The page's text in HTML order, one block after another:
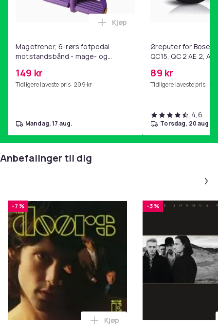
Magetrener, 6-rørs fotpedal
motstandsbånd - mage- og
hjemmegymnastikk Purple
149 kr
Tidligere laveste pris: 209 kr
Legg Magetrener, 6-rørs
Kjøp
mandag, 17 aug.
Øreputer for Bose
QC15, QC 2 AE 2, AE
89 kr
Tidligere laveste pris: 99
4,6
torsdag, 20 aug.
Anbefalinger til dig
-7 %
Legg The Doors - The Doors
Kjøp
-3 %